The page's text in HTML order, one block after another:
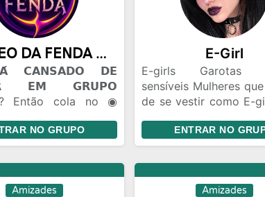
𝖭𝖴𝖢𝖫𝖤𝖮 𝖣𝖠 𝖥𝖤𝖭𝖣𝖠 ◉ 100m
𝗖𝗔𝗡𝗦𝗔𝗗𝗢 𝗗𝗘
𝗘𝗠 𝗚𝗥𝗨𝗣𝗢
Então cola no ◉
😂 Zoeira pesada
Amizades novas 🤡.
liberado +18. 🎈
𝗘𝗡𝗧𝗥𝗔𝗥 𝗦𝗘𝗠
𝗡𝗜𝗡𝗚𝗨É𝗠. Todo
NO GRUPO
E-Girl
E-girls Garotas
sensíveis Mulheres
de se vestir como E-
Gincanas Bate Papo
pessoas de todo
Relacionamento
distância
ENTRAR NO
Amizades Amizades